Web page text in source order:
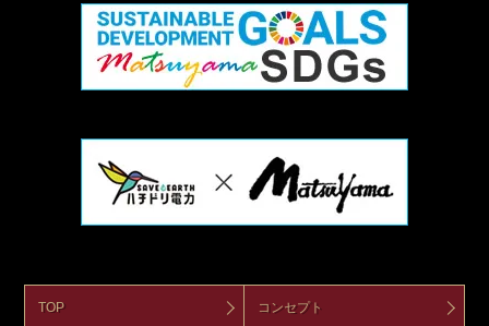
TOP コンセプト